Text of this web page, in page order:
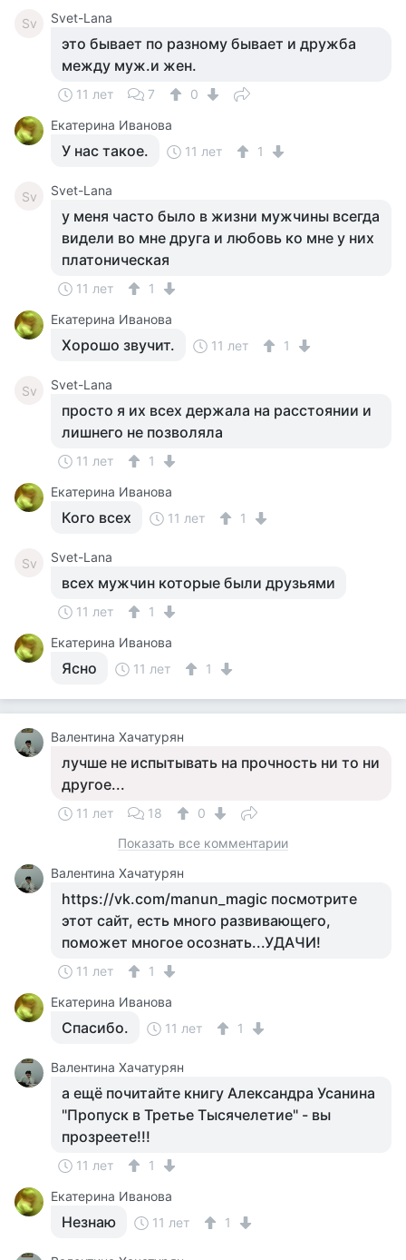
Sv Svet-Lana
это бывает по разному бывает и дружба
между муж.и жен.
11 лет 7
0
Екатерина Иванова
У нас такое. 11 лет 1
Sv Svet-Lana
у меня часто было в жизни мужчины всегда
видели во мне друга и любовь ко мне у них
платоническая
11 лет
1
Екатерина Иванова
Хорошо звучит. 11 лет 1
Sv Svet-Lana
просто я их всех держала на расстоянии и
лишнего не позволяла
11 лет
1
Екатерина Иванова
Кого всех 11 лет 1
Sv Svet-Lana
всех мужчин которые были друзьями
11 лет
1
Екатерина Иванова
Ясно 11 лет 1
Валентина Хачатурян
лучше не испытывать на прочность ни то ни
другое...
11 лет 18
0
Показать все комментарии
Валентина Хачатурян
https://vk.com/manun_magic посмотрите
этот сайт, есть много развивающего,
поможет многое осознать...УДАЧИ!
11 лет
1
Екатерина Иванова
Спасибо. 11 лет 1
Валентина Хачатурян
а ещё почитайте книгу Александра Усанина
"Пропуск в Третье Тысячелетие" - вы
прозреете!!!
11 лет
1
Екатерина Иванова
Незнаю 11 лет 1